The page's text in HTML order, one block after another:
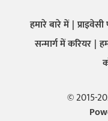
हमारे बारे में
सन्मार्ग में करियर
© 2015-